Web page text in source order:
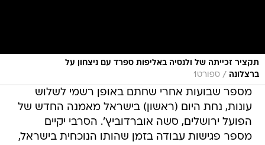
תקציר זכייתה של ולנסיה באליפות ספרד עם ניצחון על
ברצלונה / ספורט1
מספר שבועות אחרי שחתם באופן רשמי לשלוש
עונות, נחת היום (ראשון) בישראל מאמנה החדש של
הפועל ירושלים, סשה אוברדוביץ'. הסרבי יקיים
מספר פגישות עבודה בזמן שהותו הנוכחית בישראל,